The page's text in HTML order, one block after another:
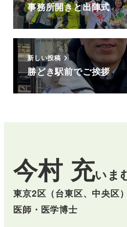
事務所開きと出陣式
新しい投稿
勝どき駅前でご挨拶
今村 充いま
東京2区（台東区、中央区
医師・医学博士